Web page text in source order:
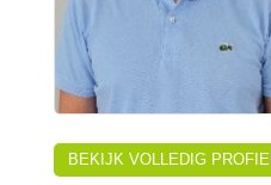
BEKIJK VOLLEDIG PROFIEL